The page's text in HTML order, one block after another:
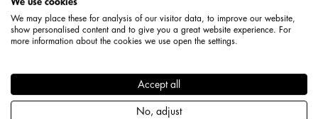
We may place these for analysis of our visitor data, to improve our website,
show personalised content and to give you a great website experience. For
more information about the cookies we use open the settings.
Accept all
No, adjust